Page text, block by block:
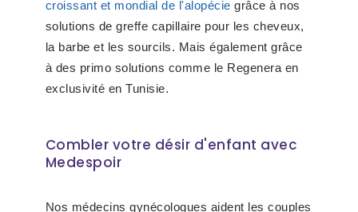
croissant et mondial de l'alopécie grâce à nos
solutions de greffe capillaire pour les cheveux,
la barbe et les sourcils. Mais également grâce
à des primo solutions comme le Regenera en
exclusivité en Tunisie.
Combler votre désir d'enfant avec
Medespoir
Nos médecins gynécologues aident les couples